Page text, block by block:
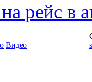
рейс в
Видео